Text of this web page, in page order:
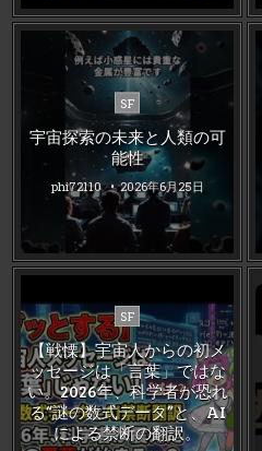
Posted
in
SF
宇宙探索の未来と人類の可
能性
phi72110 2026年6月25日
Posted
in
SF
【戦慄】宇宙人からの初メ
ッセージは「言葉」ではな
い。2026年、科学者が恐れ
る“謎の数式データ”と、AI
による禁断の翻訳。